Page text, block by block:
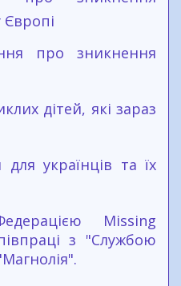
Європі
про зникнення
дітей, які зараз
для українців та їх
Missing
з "Службою